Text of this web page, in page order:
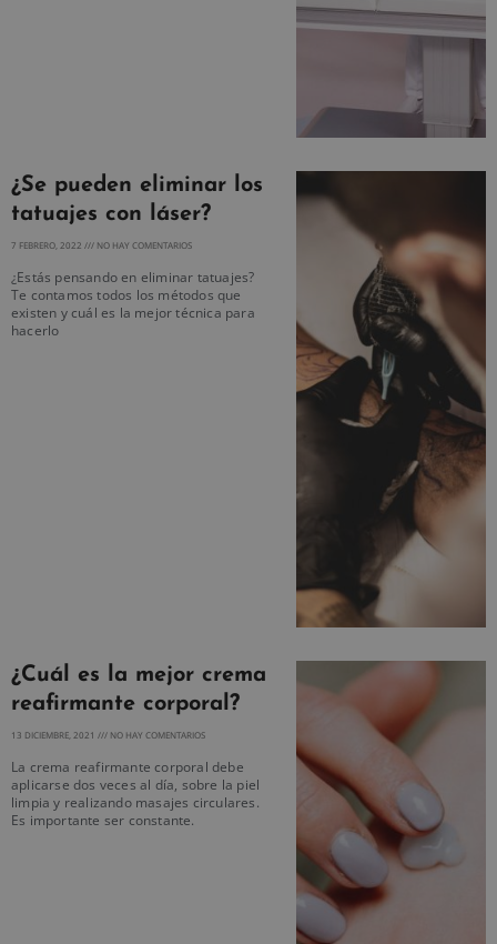
¿Se pueden eliminar los
tatuajes con láser?
7 FEBRERO, 2022 NO HAY COMENTARIOS
¿Estás pensando en eliminar tatuajes?
Te contamos todos los métodos que
existen y cuál es la mejor técnica para
hacerlo
¿Cuál es la mejor crema
reafirmante corporal?
13 DICIEMBRE, 2021 NO HAY COMENTARIOS
La crema reafirmante corporal debe
aplicarse dos veces al día, sobre la piel
limpia y realizando masajes circulares.
Es importante ser constante.